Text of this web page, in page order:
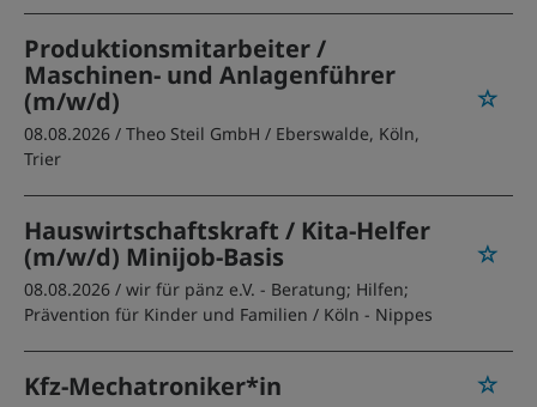
Produktionsmitarbeiter /
Maschinen- und Anlagenführer
(m/w/d)
08.08.2026 / Theo Steil GmbH / Eberswalde, Köln,
Trier
Hauswirtschaftskraft / Kita-Helfer
(m/w/d) Minijob-Basis
08.08.2026 / wir für pänz e.V. - Beratung; Hilfen;
Prävention für Kinder und Familien / Köln - Nippes
Kfz-Mechatroniker*in